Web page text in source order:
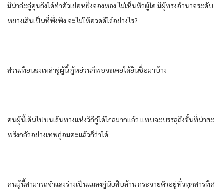
มิน่าล่ะ​ลู่​คุ​น​ถึงได้​ทำตัว​เย่อหยิ่ง​จองหอง​ ไม่เห็น​หัว​ผู้ใด​ มีผู้​ทรงอำนาจ​ระดับ​
หยาง​เสิน​เป็นที่​พึ่งพิง​ จะไม่ให้​อวดดี​ได้​อย่างไร​?
ส่วน​เทียน​ฉงเหล่า​จู่ผู้​นี้​ กู้​หย่วน​ก็​พอ​จะเคย​ได้ยิน​ชื่อ​มาบ้าง​
คน​ผู้​นี้​เดิน​ไปบน​เส้นทาง​แห่ง​วิถี​กู่​ได้​ไกล​มาก​แล้ว​ แทบจะ​บรรลุ​ถึงขั้น​ที่​น่าสะ
พรึงกลัว​อย่าง​เทพ​กู่​อมตะ​แล้วก็​ว่า​ได้​
คน​ผู้​นี้​สามารถ​จำแลง​ร่าง​เป็น​แมลง​กู่​นับ​สิบ​ล้าน​ กระจาย​ตัว​อยู่​ทั่วทุกสารทิศ​